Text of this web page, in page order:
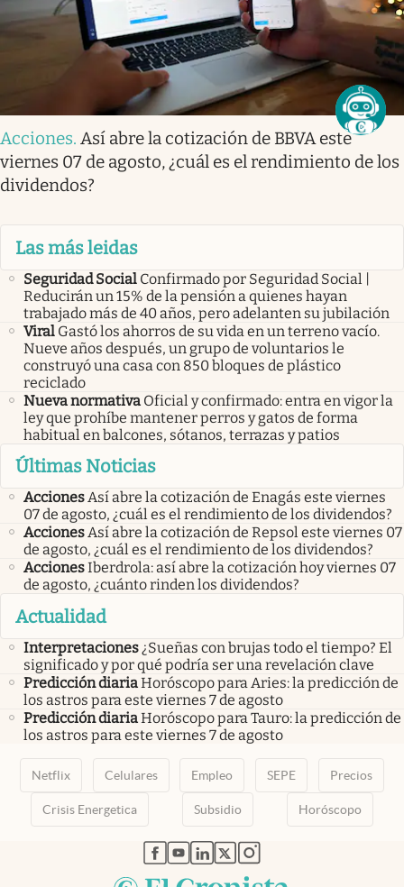
Acciones. Así abre la cotización de BBVA este
viernes 07 de agosto, ¿cuál es el rendimiento de los
dividendos?
Las más leidas
Seguridad Social Confirmado por Seguridad Social |
Reducirán un 15% de la pensión a quienes hayan
trabajado más de 40 años, pero adelanten su jubilación
Viral Gastó los ahorros de su vida en un terreno vacío.
Nueve años después, un grupo de voluntarios le
construyó una casa con 850 bloques de plástico
reciclado
Nueva normativa Oficial y confirmado: entra en vigor la
ley que prohíbe mantener perros y gatos de forma
habitual en balcones, sótanos, terrazas y patios
Últimas Noticias
AccionesAsí abre la cotización de Enagás este viernes
07 de agosto, ¿cuál es el rendimiento de los dividendos?
AccionesAsí abre la cotización de Repsol este viernes 07
de agosto, ¿cuál es el rendimiento de los dividendos?
AccionesIberdrola: así abre la cotización hoy viernes 07
de agosto, ¿cuánto rinden los dividendos?
Actualidad
Interpretaciones¿Sueñas con brujas todo el tiempo? El
significado y por qué podría ser una revelación clave
Predicción diariaHoróscopo para Aries: la predicción de
los astros para este viernes 7 de agosto
Predicción diariaHoróscopo para Tauro: la predicción de
los astros para este viernes 7 de agosto
Netflix Celulares Empleo SEPE Precios
Crisis Energetica Subsidio Horóscopo
abre en nueva pestaña
abre en nueva pestaña
abre en nueva pestaña
abre en nueva pestaña
abre en nueva pestaña